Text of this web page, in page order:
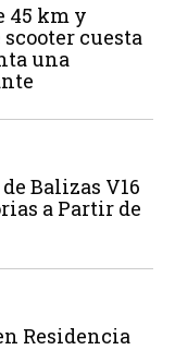
45 km y
cuesta
una
Balizas V16
a Partir de
Residencia